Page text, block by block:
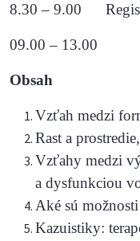
8.30 – 9.00
09.00 – 13.00
Obsah
Vzťah medzi
Rast a
Vzťahy medzi
a dysfunkciou
Aké sú
Kazuistiky: